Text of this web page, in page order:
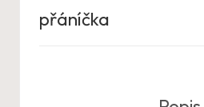
přáníčka